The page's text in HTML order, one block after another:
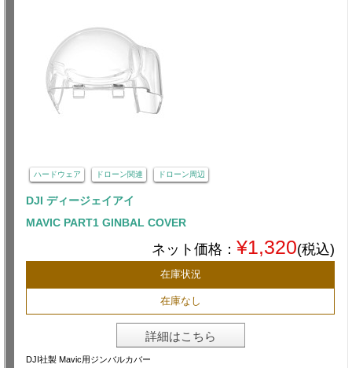
ハードウェア ドローン関連 ドローン周辺
DJI ディージェイアイ
MAVIC PART1 GINBAL COVER
ネット価格： ¥1,320(税込)
在庫状況
在庫なし
詳細はこちら
DJI社製 Mavic用ジンバルカバー